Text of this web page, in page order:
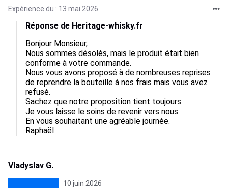
Expérience du : 13 mai 2026
Réponse de Heritage-whisky.fr
Bonjour Monsieur,
Nous sommes désolés, mais le produit était bien
conforme à votre commande.
Nous vous avons proposé à de nombreuses reprises
de reprendre la bouteille à nos frais mais vous avez
refusé.
Sachez que notre proposition tient toujours.
Je vous laisse le soins de revenir vers nous.
En vous souhaitant une agréable journée.
Raphaël
Vladyslav G.
10 juin 2026